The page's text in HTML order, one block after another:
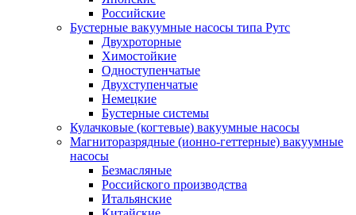
Российские
Бустерные вакуумные насосы типа Рутс
Двухроторные
Химостойкие
Одноступенчатые
Двухступенчатые
Немецкие
Бустерные системы
Кулачковые (когтевые) вакуумные насосы
Магниторазрядные (ионно-геттерные) вакуумные
насосы
Безмасляные
Российского производства
Итальянские